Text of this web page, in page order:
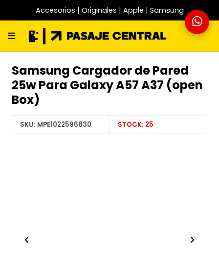
Accesorios | Originales | Apple | Samsung
Samsung Cargador de Pared
25w Para Galaxy A57 A37 (open
Box)
SKU: MPE1022596830 STOCK: 25